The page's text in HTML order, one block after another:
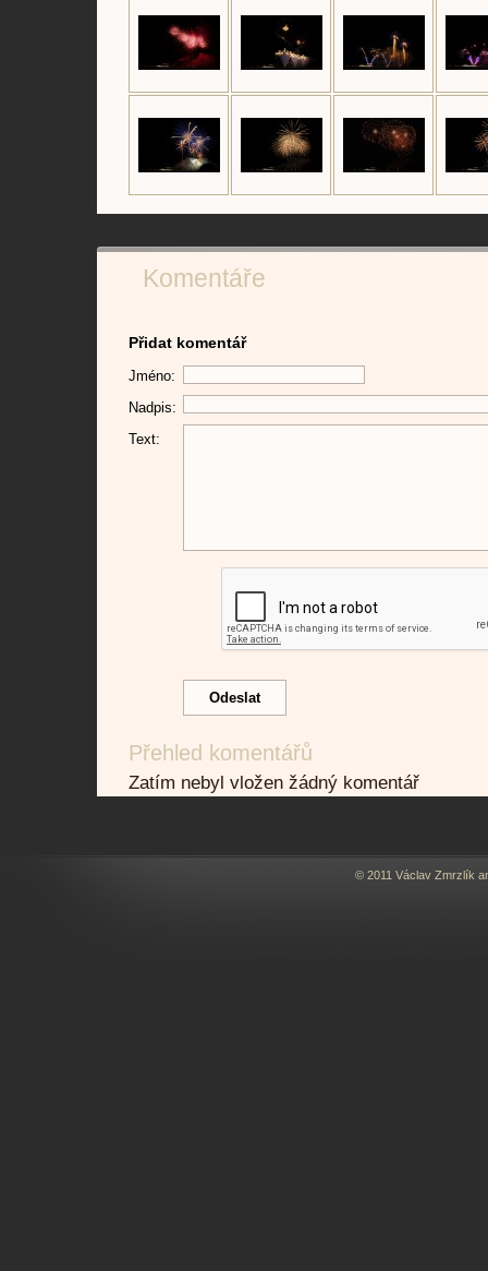
Komentáře
Přidat komentář
Jméno:
Nadpis:
Text:
Přehled komentářů
Zatím nebyl vložen žádný komentář
© 2011 Václav Zmrzlík